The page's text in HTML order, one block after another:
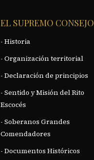
EL SUPREMO CONSEJO
- Historia
- Organización territorial
- Declaración de principios
- Sentido y Misión del Rito
Escocés
- Soberanos Grandes
Comendadores
- Documentos Históricos